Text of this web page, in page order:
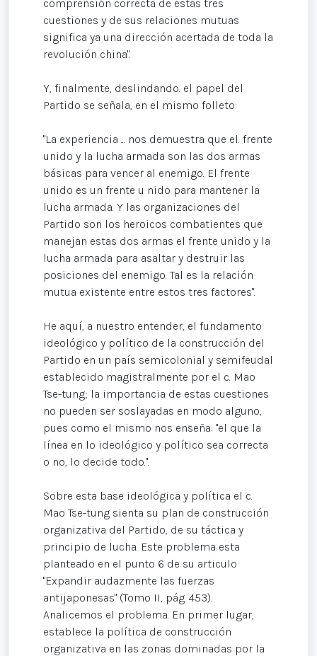
comprensión correcta de estas tres
cuestiones y de sus relaciones mutuas
significa ya una dirección acertada de toda la
revolución china".
Y, finalmente, deslindando. el papel del
Partido se señala, en el mismo folleto:
"La experiencia ... nos demuestra que el. frente
unido y la lucha armada son las dos armas
básicas para vencer al enemigo. El frente
unido es un frente u nido para mantener la
lucha armada. Y las organizaciones del
Partido son los heroicos combatientes que
manejan estas dos armas el frente unido y la
lucha armada para asaltar y destruir las
posiciones del enemigo. Tal es la relación
mutua existente entre estos tres factores".
He aquí, a nuestro entender, el fundamento
ideológico y político de la construcción del
Partido en un país semicolonial y semifeudal
establecido magistralmente por el c. Mao
Tse-tung; la importancia de estas cuestiones
no pueden ser soslayadas en modo alguno,
pues como el mismo nos enseña: "el que la
línea en lo ideológico y político sea correcta
o no, lo decide todo.".
Sobre esta base ideológica y política el c.
Mao Tse-tung sienta su plan de construcción
organizativa del Partido, de su táctica y
principio de lucha. Este problema esta
planteado en el punto 6 de su articulo
"Expandir audazmente las fuerzas
antijaponesas" (Tomo II, pág. 453).
Analicemos el problema. En primer lugar,
establece la política de construcción
organizativa en las zonas dominadas por la